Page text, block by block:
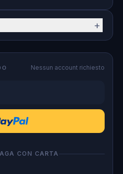
Nessun account richiesto
CON CARTA
+